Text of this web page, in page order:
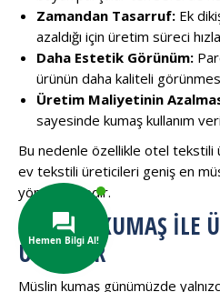
Zamandan Tasarruf: Ek
azaldığı için üretim süreci
Daha Estetik Görünüm:
ürünün daha kaliteli
Üretim Maliyetinin
sayesinde kumaş kullanım
Bu nedenle özellikle otel
ev tekstili üreticileri geniş en
yönelmektedir.
MÜSLIN KUMAŞ ILE
ÜRÜNLER
Müslin kumaş günümüzde